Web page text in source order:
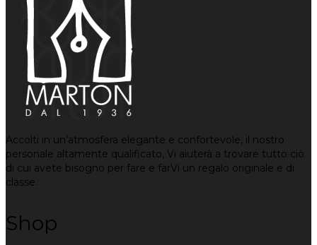
Accolti in un’atmosfera elegante e confortevole, il nostro
personale altamente qualificato, Vi aiuterà a trovare tutto ciò
di cui avete bisogno per fare e farVi un regalo originale e di
classe.
Shop